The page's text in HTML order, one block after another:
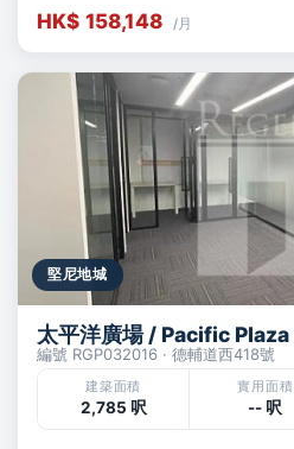
HK$ 158,148 /月
堅尼地城
太平洋廣場 / Pacific Plaza
編號 RGP032016 · 德輔道西418號
建築面積
2,785 呎
實用面積
-- 呎